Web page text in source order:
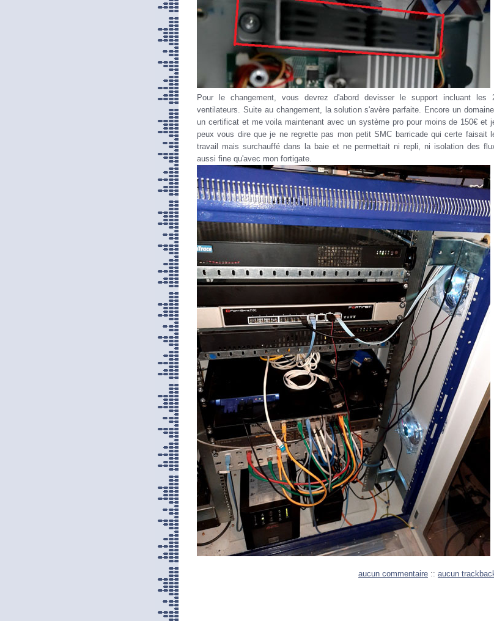
Pour le changement, vous devrez d'abord devisser le support incluant les
ventilateurs. Suite au changement, la solution s'avère parfaite. Encore un domaine,
un certificat et me voila maintenant avec un système pro pour moins de 150€ et
peux vous dire que je ne regrette pas mon petit SMC barricade qui certe faisait
travail mais surchauffé dans la baie et ne permettait ni repli, ni isolation des
aussi fine qu'avec mon fortigate.
aucun commentaire :: aucun